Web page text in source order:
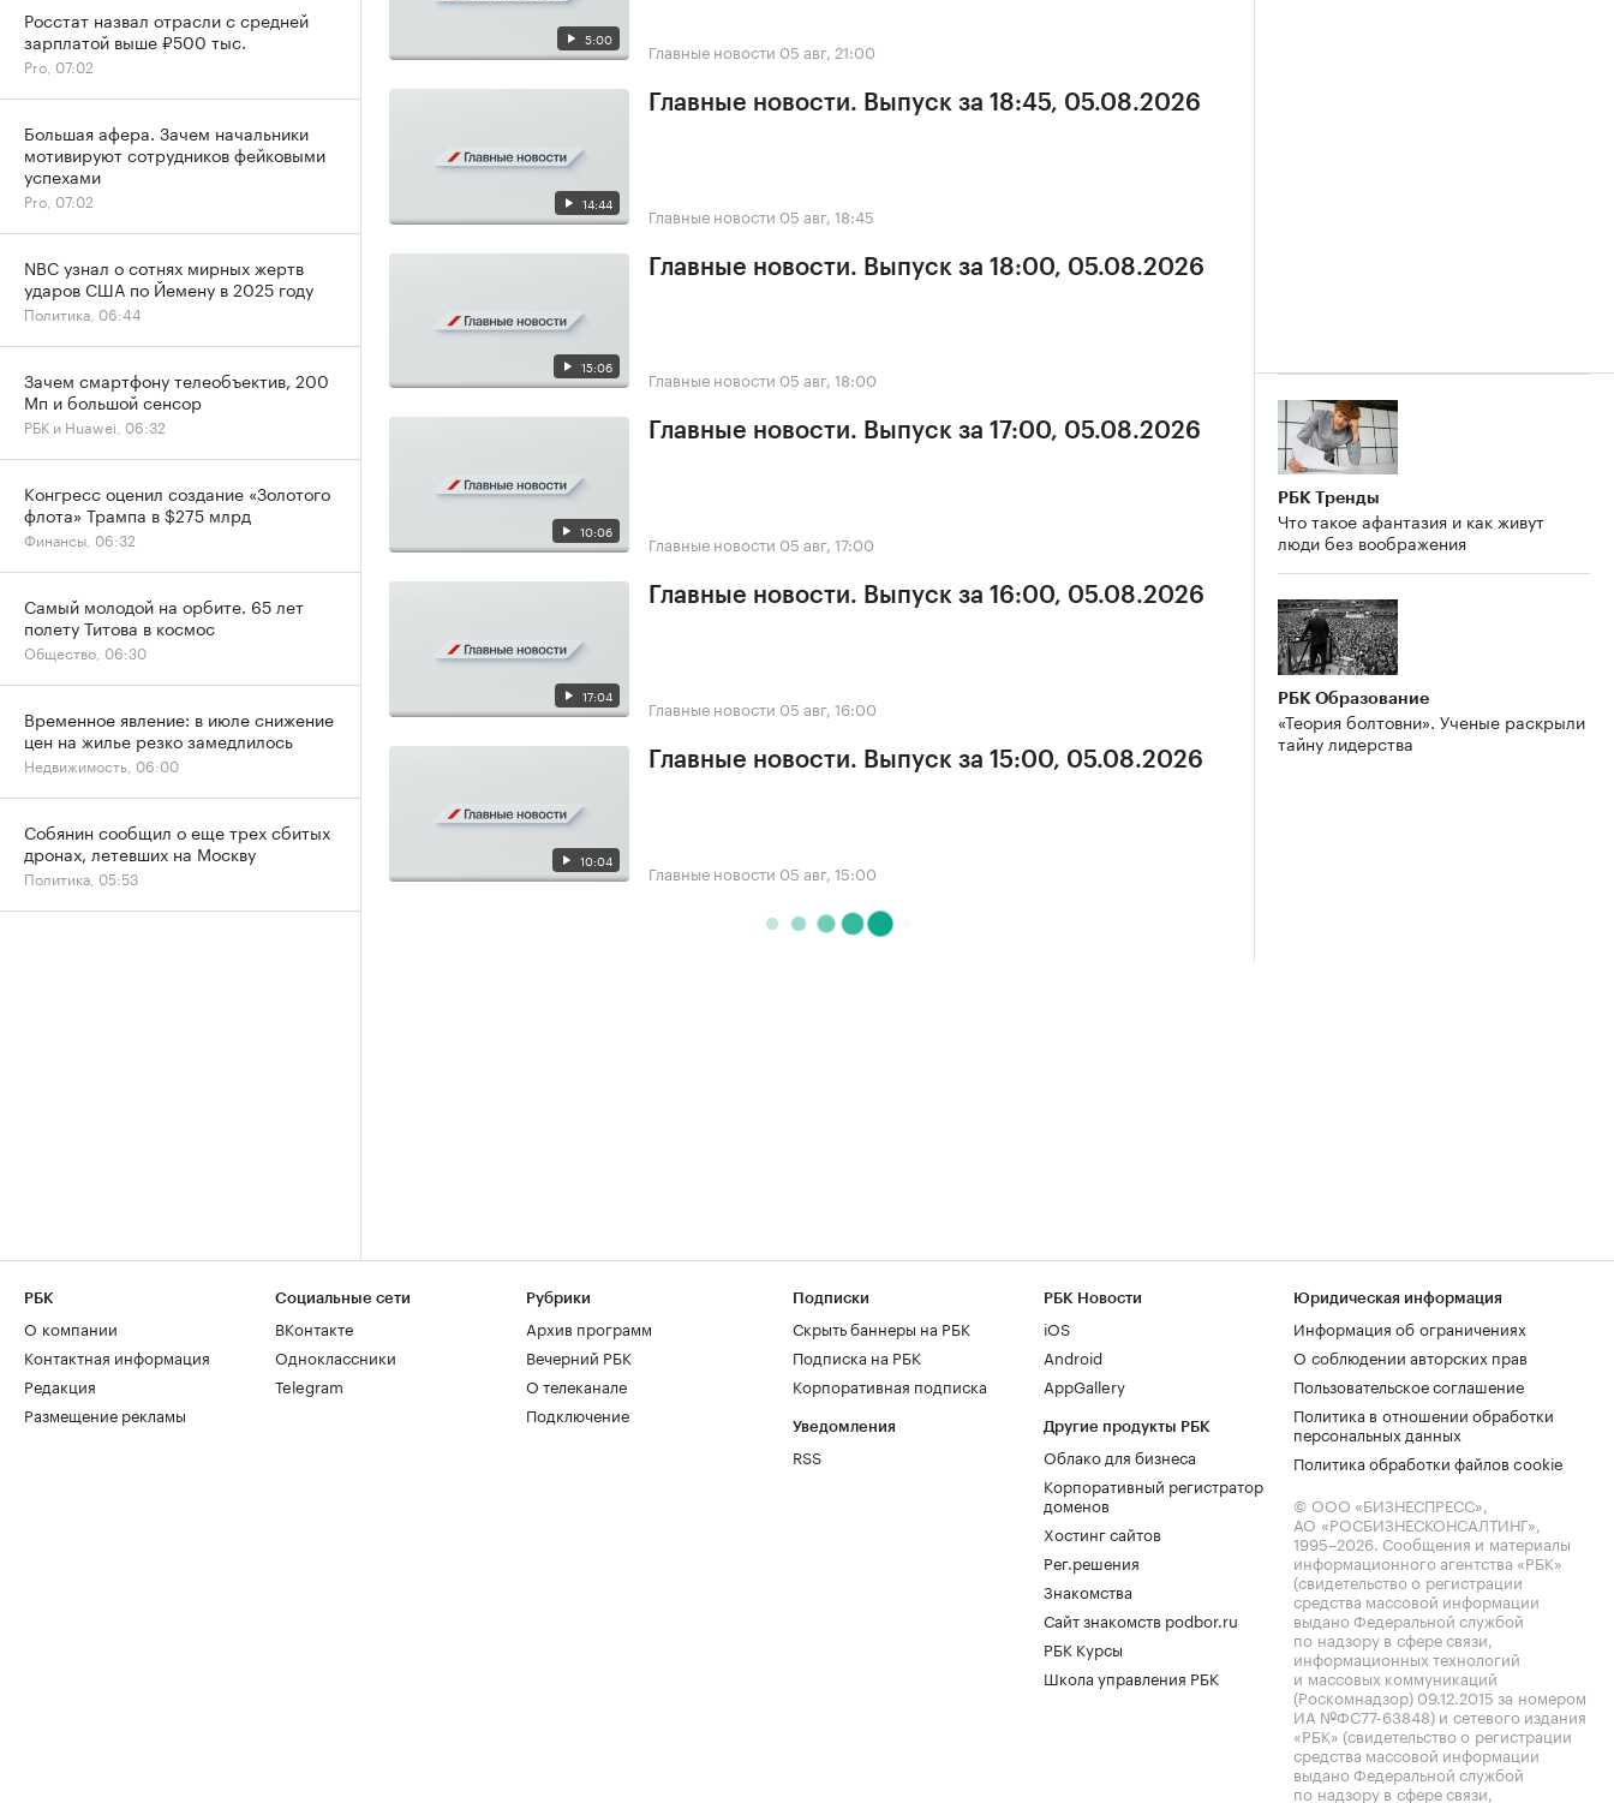
5:00 Главные новости 05 авг, 21:00
14:44
Главные новости. Выпуск за 18:45, 05.08.2026
Главные новости 05 авг, 18:45
15:06
Главные новости. Выпуск за 18:00, 05.08.2026
Главные новости 05 авг, 18:00
10:06
Главные новости. Выпуск за 17:00, 05.08.2026
Главные новости 05 авг, 17:00
17:04
Главные новости. Выпуск за 16:00, 05.08.2026
Главные новости 05 авг, 16:00
10:04
Главные новости. Выпуск за 15:00, 05.08.2026
Главные новости 05 авг, 15:00
РБК Тренды
Что такое афантазия и как живут
люди без воображения
РБК Образование
«Теория болтовни». Ученые раскрыли
тайну лидерства
Росстат назвал отрасли с средней
зарплатой выше ₽500 тыс.
Pro, 07:02
Большая афера. Зачем начальники
мотивируют сотрудников фейковыми
успехами
Pro, 07:02
NBC узнал о сотнях мирных жертв
ударов США по Йемену в 2025 году
Политика, 06:44
Зачем смартфону телеобъектив, 200
Мп и большой сенсор
РБК и Huawei, 06:32
Конгресс оценил создание «Золотого
флота» Трампа в $275 млрд
Финансы, 06:32
Самый молодой на орбите. 65 лет
полету Титова в космос
Общество, 06:30
Временное явление: в июле снижение
цен на жилье резко замедлилось
Недвижимость, 06:00
Собянин сообщил о еще трех сбитых
дронах, летевших на Москву
Политика, 05:53
РБК
О компании
Контактная информация
Редакция
Размещение рекламы
Социальные сети
ВКонтакте
Одноклассники
Telegram
Рубрики
Архив программ
Вечерний РБК
О телеканале
Подключение
Подписки
Скрыть баннеры на РБК
Подписка на РБК
Корпоративная подписка
Уведомления
RSS
РБК Новости
iOS
Android
AppGallery
Другие продукты РБК
Облако для бизнеса
Корпоративный регистратор
доменов
Хостинг сайтов
Рег.решения
Знакомства
Сайт знакомств podbor.ru
РБК Курсы
Школа управления РБК
Юридическая информация
Информация об ограничениях
О соблюдении авторских прав
Пользовательское соглашение
Политика в отношении обработки
персональных данных
Политика обработки файлов cookie
© ООО «БИЗНЕСПРЕСС»,
АО «РОСБИЗНЕСКОНСАЛТИНГ»,
1995–2026. Сообщения и материалы
информационного агентства «РБК»
(свидетельство о регистрации
средства массовой информации
выдано Федеральной службой
по надзору в сфере связи,
информационных технологий
и массовых коммуникаций
(Роскомнадзор) 09.12.2015 за номером
ИА №ФС77-63848) и сетевого издания
«РБК» (свидетельство о регистрации
средства массовой информации
выдано Федеральной службой
по надзору в сфере связи,